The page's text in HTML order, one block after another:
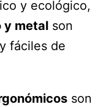
y ecológico,
y metal son
fáciles de
son